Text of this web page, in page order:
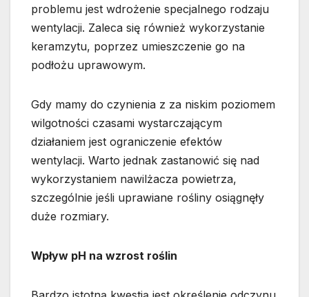
problemu jest wdrożenie specjalnego rodzaju
wentylacji. Zaleca się również wykorzystanie
keramzytu, poprzez umieszczenie go na
podłożu uprawowym.
Gdy mamy do czynienia z za niskim poziomem
wilgotności czasami wystarczającym
działaniem jest ograniczenie efektów
wentylacji. Warto jednak zastanowić się nad
wykorzystaniem nawilżacza powietrza,
szczególnie jeśli uprawiane rośliny osiągnęły
duże rozmiary.
Wpływ pH na wzrost roślin